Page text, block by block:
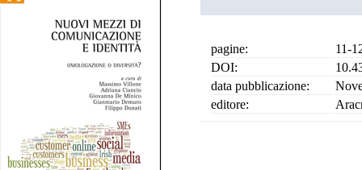
pagine:
11-
DOI:
data pubblicazione:
editore: